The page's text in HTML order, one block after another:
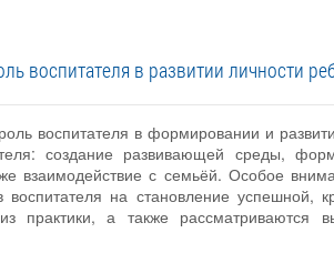
воспитателя в развитии личности
воспитателя в формировании и
создание развивающей среды,
взаимодействие с семьёй. Особое
воспитателя на становление
практики, а также рассматриваются